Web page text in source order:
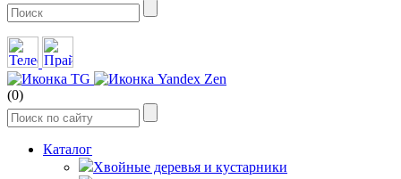
(0)
Каталог
Хвойные деревья и кустарники